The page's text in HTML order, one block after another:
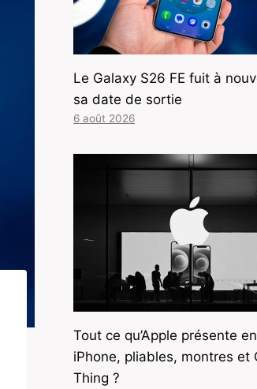
Le Galaxy S26 FE fuit à
sa date de sortie
6 août 2026
Tout ce qu’Apple présente
iPhone, pliables, montres et
Thing ?